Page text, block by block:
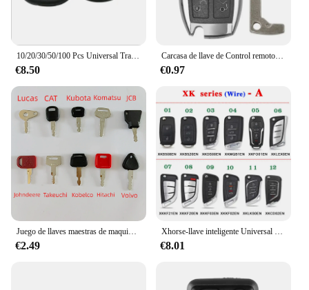
10/20/30/50/100 Pcs Universal Transponder Car Key Handle Fob Shell Case For KeyDiy KD Xhorse VVDI JMD Key Blade Head
€8.50
Carcasa de llave de Control remoto para coche Mercedes Benz, recambio de BGA NEC de 1/5/10 piezas, 2/3/4 botones, W203, W204, W205, W210, W211, W212, W221, W222
€0.97
Juego de llaves maestras de maquinaria de 10 piezas, para excavadora Kubota Komatsu Kobelco Volvo JCB Johndeere Hitachi Caterpillar Takeuchi LucasMachinery
€2.49
Xhorse-llave inteligente Universal VVDI, cable inalámbrico, Super XS, XS, XN, XK, mando a distancia XM38 para VVDI2 VVDI, herramienta Mini o Max Pro, versión en inglés
€8.01